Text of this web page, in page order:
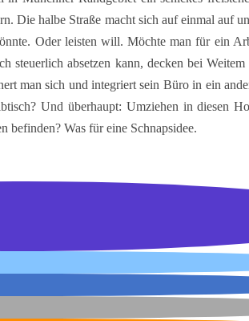
Die halbe Straße macht sich auf einmal auf
Oder leisten will. Möchte man für ein
steuerlich absetzen kann, decken bei
man sich und integriert sein Büro in ein
Und überhaupt: Umziehen in diesen
befinden? Was für eine Schnapsidee.